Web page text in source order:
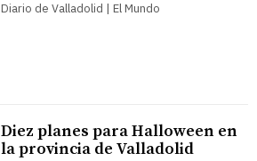
Diario de Valladolid | El Mundo
Diez planes para Halloween en
la provincia de Valladolid